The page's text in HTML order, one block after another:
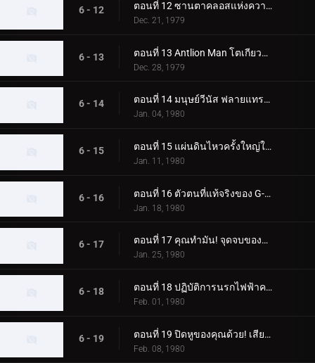
6 - 12 ตอนที่ 12 ซานตาคลอสแห่งความมืด; อา การเปลี่ยนแปลงที่เป็นไปไม่ได้
Dec. 21, 1979
6 - 13 ตอนที่ 13 Antlion Man โตเกียวระเบิดก่อน 03.00 น
Dec. 28, 1979
6 - 14 ตอนที่ 14 มนุษย์วีนัส ฟลายแทรป มาสค์ไรเดอร์ โคลสคอล
Jan. 04, 1980
6 - 15 ตอนที่ 15 แผ่นดินไหวครั้งใหญ่ในโตเกียวของ Blue Mold Man ที่น่าสะพรึงกลัว
Jan. 11, 1980
6 - 16 ตอนที่ 16 ตัวตนที่แท้จริงของ G-Monster ของมนุษย์แมลงสาบอมตะคืออะไร
Jan. 18, 1980
6 - 17 ตอนที่ 17 คุณทำมัน! จุดจบของจี-มอนสเตอร์
Jan. 25, 1980
6 - 18 ตอนที่ 18 ปฏิบัติการนรกไฟฟ้าครั้งใหญ่ของพลเรือเอกมาจิน
Feb. 01, 1980
6 - 19 ตอนที่ 19 ปิดหูของคุณด้วย! เสียงร้องไห้สังหารของมนุษย์หมาป่า
Feb. 08, 1980